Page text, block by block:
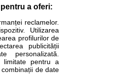
pot substitui consultul medical direct si
Dvs., fie unul dintre medicii pe care
a oferi:
reclamelor.
Utilizarea
profilurilor de
publicității
personalizată.
limitate pentru a
de date